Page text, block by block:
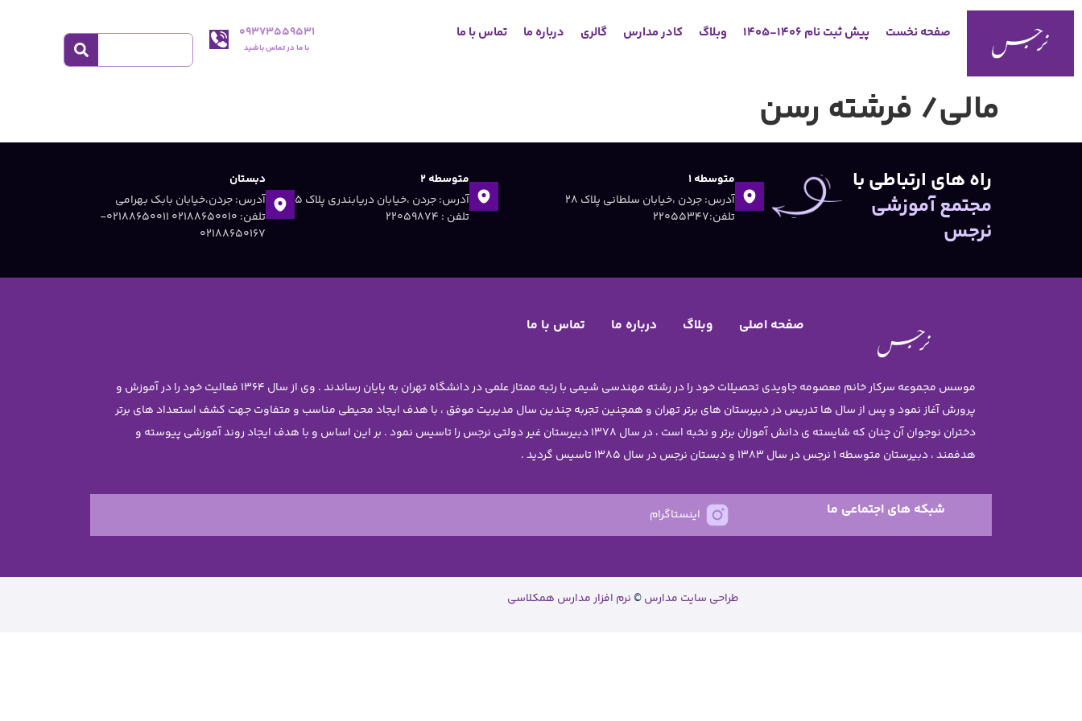
صفحه نخست پیش ثبت نام 1406-1405 وبلاگ کادر مدارس گالری درباره ما تماس با ما 09373559531
با ما در تماس باشید
مالی/ فرشته رسن
راه های ارتباطی با
مجتمع آموزشی
نرجس
متوسطه ۱
آدرس: جردن ،خیابان سلطانی پلاک ۲۸
تلفن:۲۲۰۵۵۳۴۷
متوسطه ۲
آدرس: جردن ،خیابان دریابندری پلاک 5
تلفن : ۲۲۰۵۹۸۷۴
دبستان
آدرس: جردن،خیابان بابک بهرامی
تلفن: 02188650010 ۰۲۱۸۸۶۵۰۰۱۱-
۰۲۱۸۸۶۵۰۱۶۷
صفحه اصلی وبلاگ درباره ما تماس با ما
موسس مجموعه سرکار خانم معصومه جاویدی تحصیلات خود را در رشته مهندسی شیمی با رتبه ممتاز علمی در دانشگاه تهران به پایان رساندند . وی از سال 1364 فعالیت خود را در آموزش و
پرورش آغاز نمود و پس از سال ها تدریس در دبیرستان های برتر تهران و همچنین تجربه چندین سال مدیریت موفق ، با هدف ایجاد محیطی مناسب و متفاوت جهت کشف استعداد های برتر
دختران نوجوان آن چنان که شایسته ی دانش آموزان برتر و نخبه است ، در سال 1378 دبیرستان غیر دولتی نرجس را تاسیس نمود . بر این اساس و با هدف ایجاد روند آموزشی پیوسته و
هدفمند ، دبیرستان متوسطه 1 نرجس در سال 1383 و دبستان نرجس در سال 1385 تاسیس گردید .
شبکه های اجتماعی ما اینستاگرام
طراحی سایت مدارس©نرم افزار مدارس همکلاسی